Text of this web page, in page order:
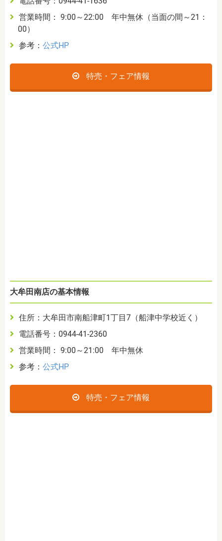
営業時間： 9:00～22:00 年中無休（当面の間～21：
00）
参考： 公式HP
特売・フェア情報
大牟田南店の基本情報
住所：大牟田市南船津町1丁目7（船津中学校近く）
電話番号：0944-41-2360
営業時間： 9:00～21:00 年中無休
参考： 公式HP
特売・フェア情報